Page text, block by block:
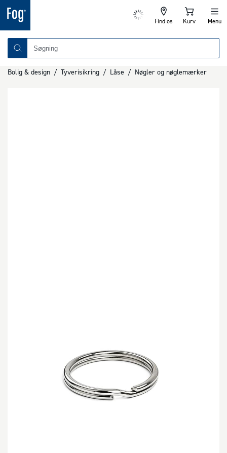
Find os Kurv Menu
Bolig & design / Tyverisikring / Låse / Nøgler og nøglemærker